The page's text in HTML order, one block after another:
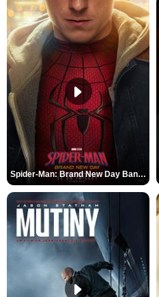
Spider-Man: Brand New Day Bande-annonce VO STFR